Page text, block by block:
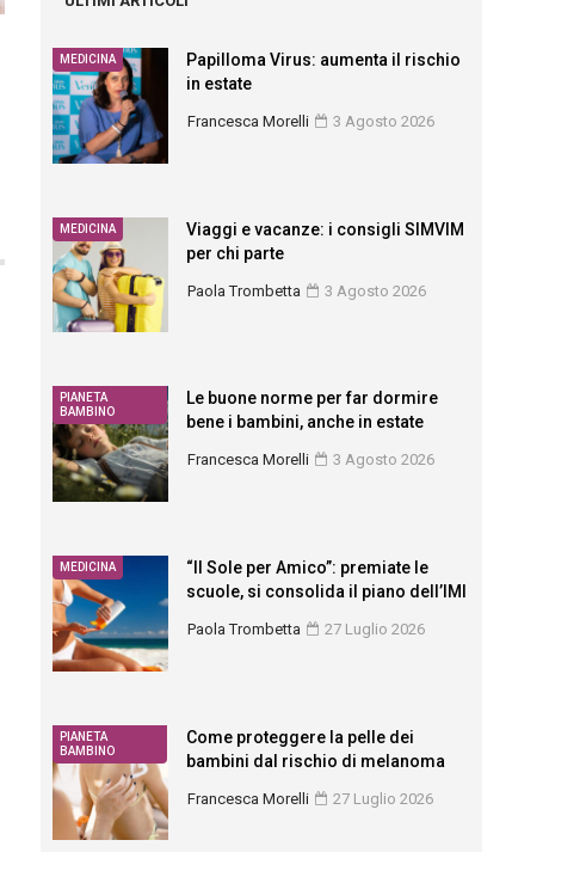
MEDICINA
Papilloma Virus: aumenta il rischio
in estate
Francesca Morelli 3 Agosto 2026
MEDICINA
Viaggi e vacanze: i consigli SIMVIM
per chi parte
Paola Trombetta 3 Agosto 2026
PIANETA
BAMBINO
Le buone norme per far dormire
bene i bambini, anche in estate
Francesca Morelli 3 Agosto 2026
MEDICINA
“Il Sole per Amico”: premiate le
scuole, si consolida il piano dell’IMI
Paola Trombetta 27 Luglio 2026
PIANETA
BAMBINO
Come proteggere la pelle dei
bambini dal rischio di melanoma
Francesca Morelli 27 Luglio 2026